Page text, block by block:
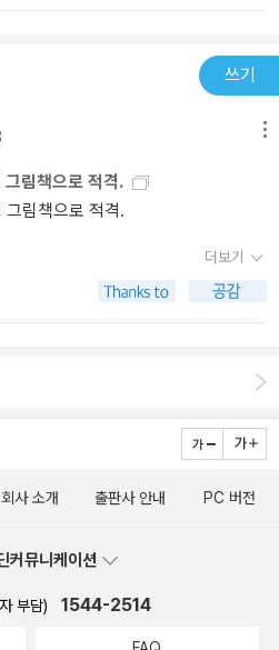
용품들이 이제 우리의 생명을 위협
슬이 붕괴되면서 우리의 먹거리도 함
있는 폭염과 폭우, 가뭄, 태풍, 산불
이고 쌓여온 결과물이 되어 돌아오
여전히 많이 부족하다. ​내가 살아왔
림책이 참 많아졌다. 그 심각성을 더
련 책을 읽을 때마다 늘 생각해 본
만 작은 것 하나라도 실천해 보고자
고기를 만나지 않도록 노력해 보자
담긴 환경 그림책이었다[출판사로부
붙은 각종 플라스틱 조각들도 언 듯
다 하더라도 무슨 방법이 있겠는가.
고기가 패트병을 그냥 이상한 물고기
는 길고 앞뒤로 까딱까딱 거리는 낯
꼬마물고기의 친절함에도 묵묵부
. 소리 없는 경고다.이리저리 조개껍
사이를 들여다봐도 가족은 안보이
에 문 거북이를 만나기도 하면서 물
찾게 되어 기쁠 뿐이다. 꼬마물고
월주에 산다는 저자는 바닷가에 놀
사람들이 동참하기를 바란다. 아니
각종 환경오염으로 도리어 건강을 해
로 아름답고 깨끗한 환경을 후대에 물
쓰기
림책으로 적격.
림책으로 적격.
더보기
회사 소개 출판사 안내 PC 버전
커뮤니케이션
부담) 1544-2514